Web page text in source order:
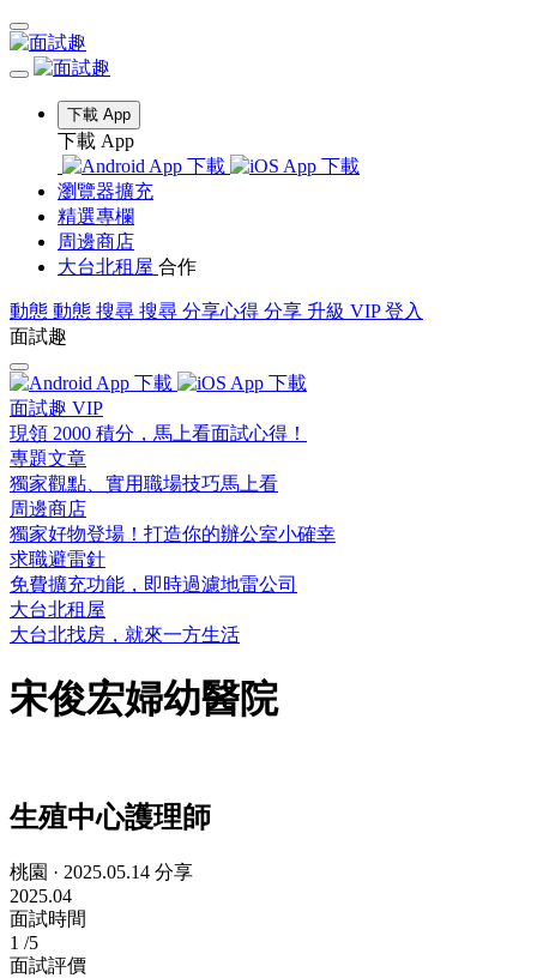
下載 App
下載 App
瀏覽器擴充
精選專欄
周邊商店
大台北租屋 合作
動態 動態 搜尋 搜尋 分享心得 分享 升級 VIP 登入
面試趣
面試趣 VIP
現領 2000 積分，馬上看面試心得！
專題文章
獨家觀點、實用職場技巧馬上看
周邊商店
獨家好物登場！打造你的辦公室小確幸
求職避雷針
免費擴充功能，即時過濾地雷公司
大台北租屋
大台北找房，就來一方生活
宋俊宏婦幼醫院
生殖中心護理師
桃園 · 2025.05.14 分享
2025.04
面試時間
1 /5
面試評價